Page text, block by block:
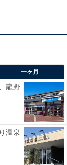
られていま
一ヶ月
龍野
温泉